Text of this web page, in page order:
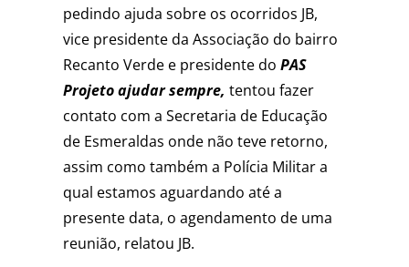
pedindo ajuda sobre os ocorridos JB,
vice presidente da Associação do bairro
Recanto Verde e presidente do PAS
Projeto ajudar sempre, tentou fazer
contato com a Secretaria de Educação
de Esmeraldas onde não teve retorno,
assim como também a Polícia Militar a
qual estamos aguardando até a
presente data, o agendamento de uma
reunião, relatou JB.